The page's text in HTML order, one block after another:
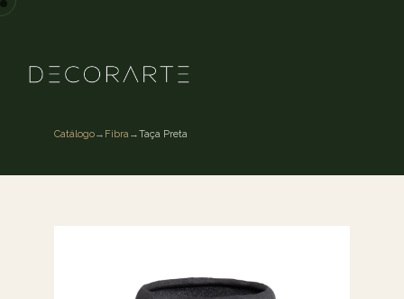
Catálogo→ Fibra→Taça Preta